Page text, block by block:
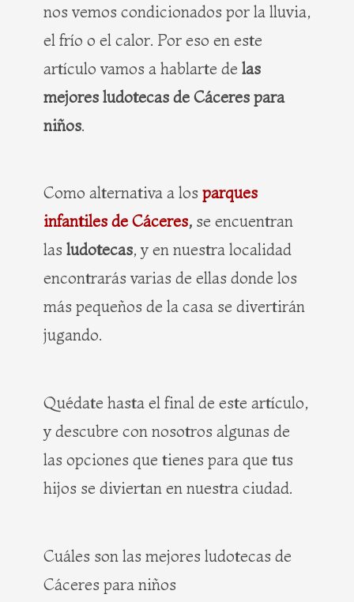
nos vemos condicionados por la lluvia,
el frío o el calor. Por eso en este
artículo vamos a hablarte de las
mejores ludotecas de Cáceres para
niños.
Como alternativa a los parques
infantiles de Cáceres, se encuentran
las ludotecas, y en nuestra localidad
encontrarás varias de ellas donde los
más pequeños de la casa se divertirán
jugando.
Quédate hasta el final de este artículo,
y descubre con nosotros algunas de
las opciones que tienes para que tus
hijos se diviertan en nuestra ciudad.
Cuáles son las mejores ludotecas de
Cáceres para niños